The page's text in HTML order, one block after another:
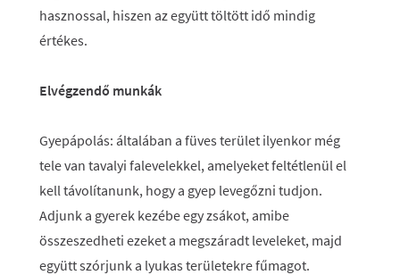
hasznossal, hiszen az együtt töltött idő mindig
értékes.
Elvégzendő munkák
Gyepápolás: általában a füves terület ilyenkor még
tele van tavalyi falevelekkel, amelyeket feltétlenül el
kell távolítanunk, hogy a gyep levegőzni tudjon.
Adjunk a gyerek kezébe egy zsákot, amibe
összeszedheti ezeket a megszáradt leveleket, majd
együtt szórjunk a lyukas területekre fűmagot.